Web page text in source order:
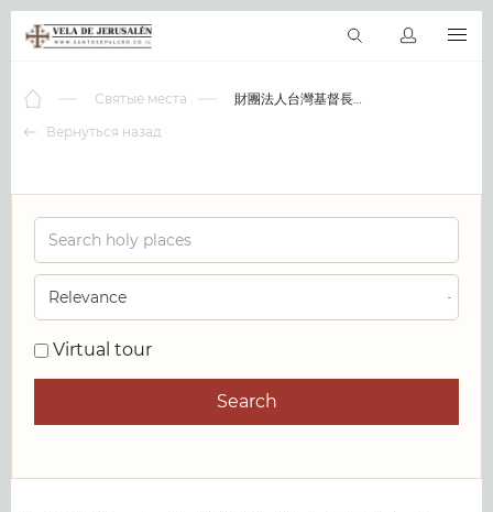
Виртуальные туры
RU
Вернуться назад
Святые места 財團法人台灣基督長老教會台中中會
Virtual tour
Search